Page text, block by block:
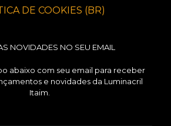
DE COOKIES (BR)
NOVIDADES NO SEU EMAIL
abaixo com seu email para receber
e novidades da Luminacril
Itaim.